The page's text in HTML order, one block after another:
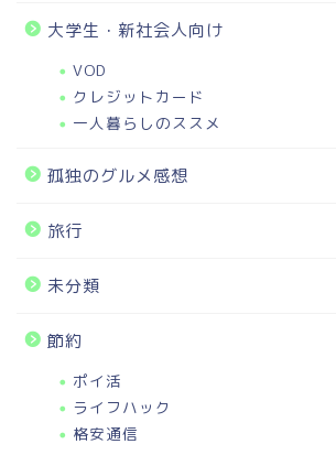
大学生・新社会人向け
VOD
クレジットカード
一人暮らしのススメ
孤独のグルメ感想
旅行
未分類
節約
ポイ活
ライフハック
格安通信